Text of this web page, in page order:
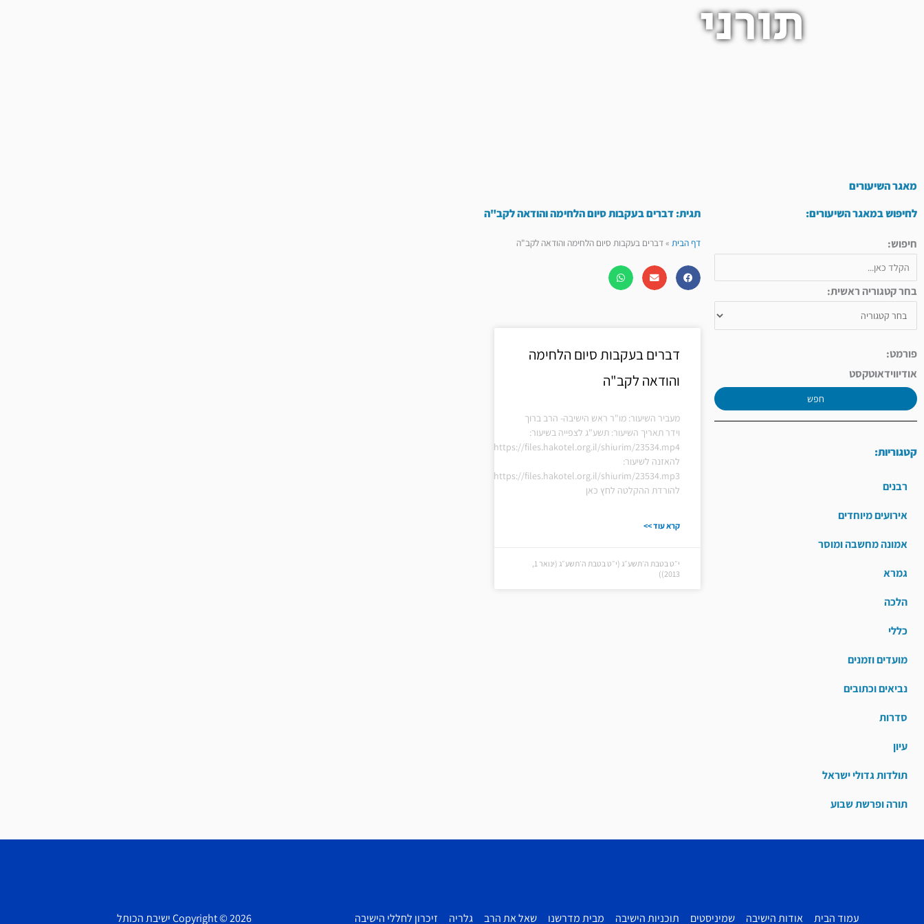
תורני
מאגר השיעורים
לחיפוש במאגר השיעורים:
חיפוש:
בחר קטגוריה ראשית:
פורמט:
אודיווידאוטקסט
חפש
קטגוריות:
רבנים
אירועים מיוחדים
אמונה מחשבה ומוסר
גמרא
הלכה
כללי
מועדים וזמנים
נביאים וכתובים
סדרות
עיון
תולדות גדולי ישראל
תורה ופרשת שבוע
תגית: דברים בעקבות סיום הלחימה והודאה לקב"ה
דף הבית»דברים בעקבות סיום הלחימה והודאה לקב"ה
דברים בעקבות סיום הלחימה
והודאה לקב"ה
מעביר השיעור: מו"ר ראש הישיבה- הרב ברוך
וידר תאריך השיעור: תשע"ג לצפייה בשיעור:
https://files.hakotel.org.il/shiurim/23534.mp4
להאזנה לשיעור:
https://files.hakotel.org.il/shiurim/23534.mp3
להורדת ההקלטה לחץ כאן
קרא עוד >>
י״ט בטבת ה׳תשע״ג (י״ט בטבת ה׳תשע״ג (ינואר 1,
2013))
עמוד הבית אודות הישיבה שמיניסטים תוכניות הישיבה מבית מדרשנו שאל את הרב גלריה זיכרון לחללי הישיבה Copyright © 2026 ישיבת הכותל